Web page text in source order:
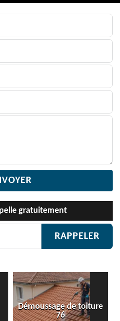
gratuitement
Etanchéité toiture 76